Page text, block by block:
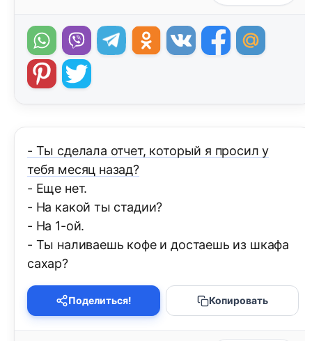
- Ты сделала отчет, который я просил у
тебя месяц назад?
- Еще нет.
- На какой ты стадии?
- На 1-ой.
- Ты наливаешь кофе и достаешь из шкафа
сахар?
Поделиться! Копировать